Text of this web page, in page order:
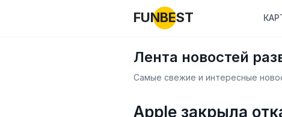
FUNBEST
Лента новостей
Самые свежие и интересные
Apple закрыла